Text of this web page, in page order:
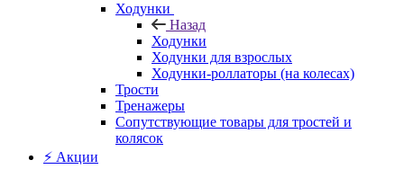
Ходунки
Назад
Ходунки
Ходунки для взрослых
Ходунки-роллаторы (на колесах)
Трости
Тренажеры
Сопутствующие товары для тростей и
колясок
⚡ Акции